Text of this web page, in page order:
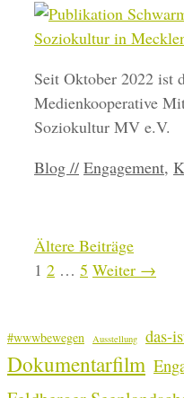
Seit Oktober 2022 ist
Medienkooperative
Soziokultur MV e.V.
Kategorien
Blog // Schlagwörter
Engagement,
Ältere Beiträge
Seite
1 Seite
2 … Seite
5 Weiter →
#wwwbewegen Ausstellung das-
Dokumentarfilm